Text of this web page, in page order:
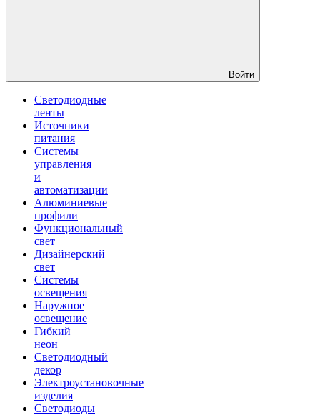
Войти
Светодиодные
ленты
Источники
питания
Системы
управления
и
автоматизации
Алюминиевые
профили
Функциональный
свет
Дизайнерский
свет
Системы
освещения
Наружное
освещение
Гибкий
неон
Светодиодный
декор
Электроустановочные
изделия
Светодиоды